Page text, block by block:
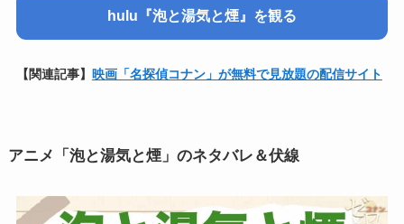
hulu『泡と湯気と煙』を観る
【関連記事】 映画「名探偵コナン」が無料で見放題の配信サイト
アニメ「泡と湯気と煙」のネタバレ＆伏線